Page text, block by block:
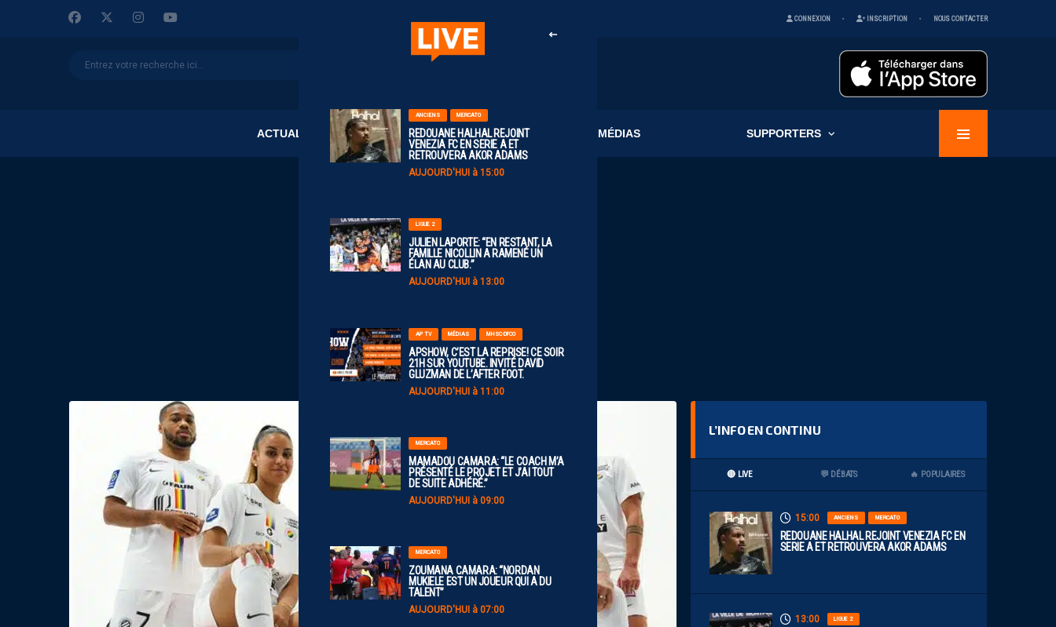
CONNEXION INSCRIPTION NOUS CONTACTER
ACTUALITÉS CLUB MÉDIAS SUPPORTERS
ANCIENS MERCATO
REDOUANE HALHAL REJOINT
VENEZIA FC EN SERIE A ET
RETROUVERA AKOR ADAMS
AUJOURD'HUI à 15:00
LIGUE 2
JULIEN LAPORTE: “EN RESTANT, LA
FAMILLE NICOLLIN A RAMENÉ UN
ÉLAN AU CLUB.”
AUJOURD'HUI à 13:00
AP TV MÉDIAS MHSC-DFCO
APSHOW, C’EST LA REPRISE! CE SOIR
21H SUR YOUTUBE. INVITÉ DAVID
GLUZMAN DE L’AFTER FOOT.
AUJOURD'HUI à 11:00
MERCATO
MAMADOU CAMARA: “LE COACH M’A
PRÉSENTÉ LE PROJET ET J’AI TOUT
DE SUITE ADHÉRÉ.”
AUJOURD'HUI à 09:00
MERCATO
ZOUMANA CAMARA: “NORDAN
MUKIELE EST UN JOUEUR QUI A DU
TALENT”
AUJOURD'HUI à 07:00
L’INFO EN CONTINU
🔴 LIVE 💬 DÉBATS 🔥 POPULAIRES
15:00 ANCIENS MERCATO
REDOUANE HALHAL REJOINT VENEZIA FC EN
SERIE A ET RETROUVERA AKOR ADAMS
13:00 LIGUE 2